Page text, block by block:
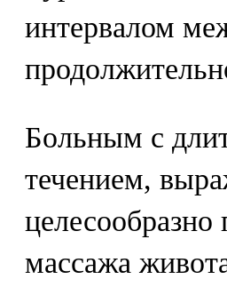
интервалом
Больным с
течением,
массажа